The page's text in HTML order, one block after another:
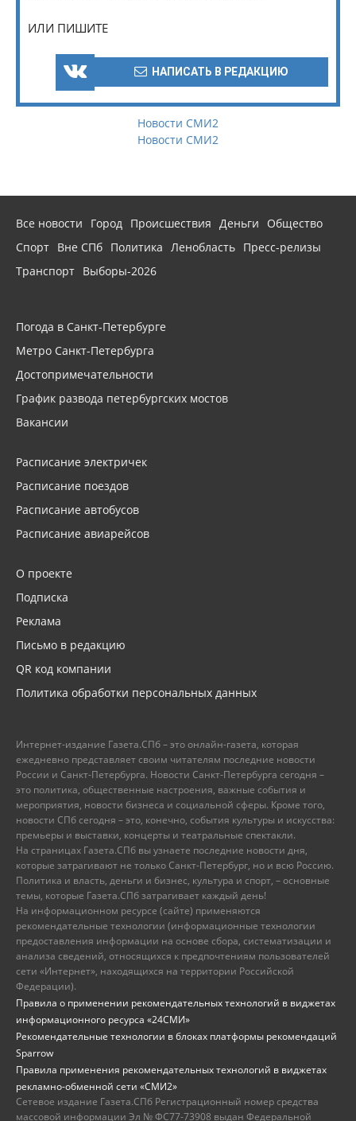
ИЛИ ПИШИТЕ
НАПИСАТЬ В РЕДАКЦИЮ
Новости СМИ2
Новости СМИ2
Все новости Город Происшествия Деньги
Общество
Спорт Вне СПб Политика Ленобласть Пресс-релизы
Транспорт Выборы-2026
Погода в Санкт-Петербурге
Метро Санкт-Петербурга
Достопримечательности
График развода петербургских мостов
Вакансии
Расписание электричек
Расписание поездов
Расписание автобусов
Расписание авиарейсов
О проекте
Подписка
Реклама
Письмо в редакцию
QR код компании
Политика обработки персональных данных
Интернет-издание Газета.СПб – это онлайн-газета, которая
ежедневно представляет своим читателям последние новости
России и Санкт-Петербурга. Новости Санкт-Петербурга сегодня –
это политика, общественные настроения, важные события и
мероприятия, новости бизнеса и социальной сферы. Кроме того,
новости СПб сегодня – это, конечно, события культуры и искусства:
премьеры и выставки, концерты и театральные спектакли.
На страницах Газета.СПб вы узнаете последние новости дня,
которые затрагивают не только Санкт-Петербург, но и всю Россию.
Политика и власть, деньги и бизнес, культура и спорт, – основные
темы, которые Газета.СПб затрагивает каждый день!
На информационном ресурсе (сайте) применяются
рекомендательные технологии (информационные технологии
предоставления информации на основе сбора, систематизации и
анализа сведений, относящихся к предпочтениям пользователей
сети «Интернет», находящихся на территории Российской
Федерации).
Правила о применении рекомендательных технологий в виджетах
информационного ресурса «24СМИ»
Рекомендательные технологии в блоках платформы рекомендаций
Sparrow
Правила применения рекомендательных технологий в виджетах
рекламно-обменной сети «СМИ2»
Сетевое издание Газета.СПб Регистрационный номер средства
массовой информации Эл № ФС77-73908 выдан Федеральной